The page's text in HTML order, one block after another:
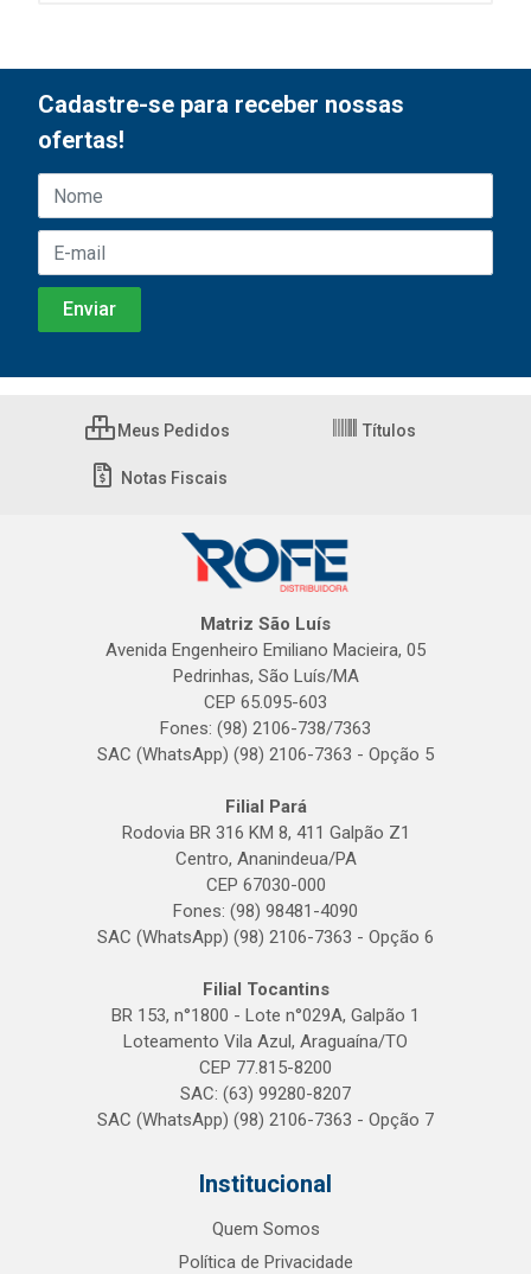
Cadastre-se para receber nossas
ofertas!
Meus Pedidos Títulos
Notas Fiscais
Matriz São Luís
Avenida Engenheiro Emiliano Macieira, 05
Pedrinhas, São Luís/MA
CEP 65.095-603
Fones: (98) 2106-738/7363
SAC (WhatsApp) (98) 2106-7363 - Opção 5
Filial Pará
Rodovia BR 316 KM 8, 411 Galpão Z1
Centro, Ananindeua/PA
CEP 67030-000
Fones: (98) 98481-4090
SAC (WhatsApp) (98) 2106-7363 - Opção 6
Filial Tocantins
BR 153, n°1800 - Lote n°029A, Galpão 1
Loteamento Vila Azul, Araguaína/TO
CEP 77.815-8200
SAC: (63) 99280-8207
SAC (WhatsApp) (98) 2106-7363 - Opção 7
Institucional
Quem Somos
Política de Privacidade